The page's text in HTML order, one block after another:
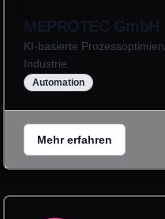
MEPROTEC GmbH
KI-basierte
Industrie.
Automation
Mehr erfahren